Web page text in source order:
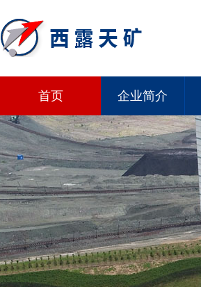
首页 企业简介